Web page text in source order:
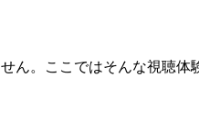
。ここではそんな視聴